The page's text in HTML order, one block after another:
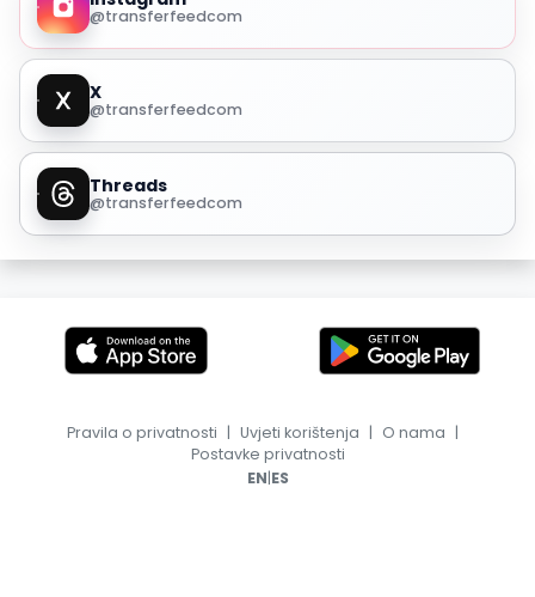
@transferfeedcom
X
@transferfeedcom
Threads
@transferfeedcom
Pravila o privatnosti | Uvjeti korištenja | O nama |
Postavke privatnosti
EN|ES